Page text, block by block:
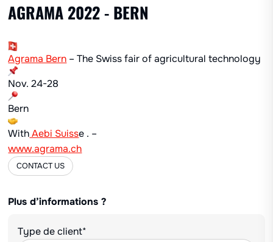
AGRAMA 2022 - BERN
Agrama Bern – The Swiss fair of agricultural technology
Nov. 24-28
Bern
WithAebi Suisse . –
www.agrama.ch
CONTACT US
Plus d’informations ?
Type de client*